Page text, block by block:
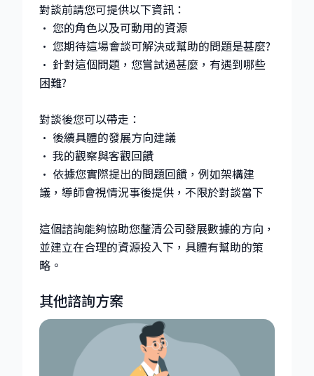
對談前請您可提供以下資訊：
• 您的角色以及可動用的資源
• 您期待這場會談可解決或幫助的問題是甚麼?
• 針對這個問題，您嘗試過甚麼，有遇到哪些
困難?
對談後您可以帶走：
• 後續具體的發展方向建議
• 我的觀察與客觀回饋
• 依據您實際提出的問題回饋，例如架構建
議，導師會視情況事後提供，不限於對談當下
這個諮詢能夠協助您釐清公司發展數據的方向，
並建立在合理的資源投入下，具體有幫助的策
其他諮詢方案